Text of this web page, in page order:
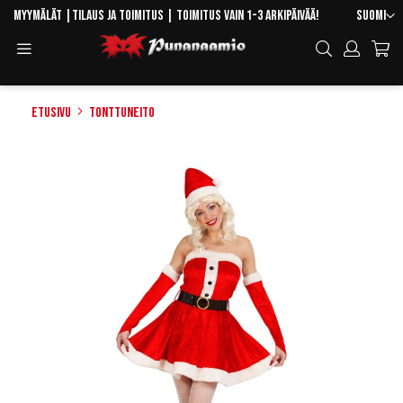
Skip
Content
Kieli
Suomi
Myymälät Tilaus ja toimitus | Toimitus vain 1-3 arkipäivää!
Hae
Etusivu Tonttuneito